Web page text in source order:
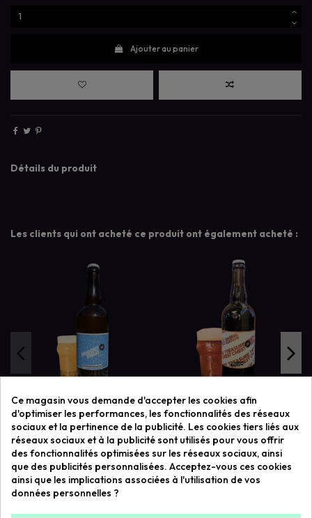
Ajouter au panier
Détails du produit
Les clients qui ont acheté ce produit ont également acheté :
NUGGET FIELD 75CL
7,90 € TTC
TREASURE CHEST 75CL
12,00 € TTC
Ce magasin vous demande d'accepter les cookies afin
d'optimiser les performances, les fonctionnalités des réseaux
sociaux et la pertinence de la publicité. Les cookies tiers liés aux
réseaux sociaux et à la publicité sont utilisés pour vous offrir
des fonctionnalités optimisées sur les réseaux sociaux, ainsi
que des publicités personnalisées. Acceptez-vous ces cookies
ainsi que les implications associées à l'utilisation de vos
données personnelles ?